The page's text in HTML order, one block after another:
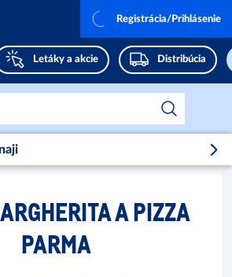
Letáky a akcie Distribúcia
Registrácia/Prihlásenie
A PIZZA
PARMA